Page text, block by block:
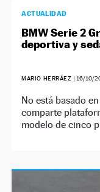
ACTUALIDAD
BMW Serie 2
deportiva y
MARIO HERRÁEZ | 16/10/
No está basado
comparte
modelo de cinco